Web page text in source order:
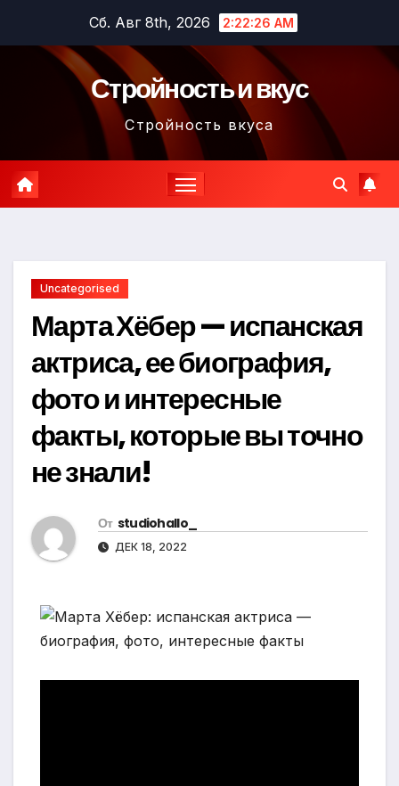
содержимому
Сб. Авг 8th, 2026 2:22:27 AM
Стройность и вкус
Стройность вкуса
Uncategorised
Марта Хёбер — испанская
актриса, ее биография,
фото и интересные
факты, которые вы точно
не знали!
От studiohallo_
ДЕК 18, 2022